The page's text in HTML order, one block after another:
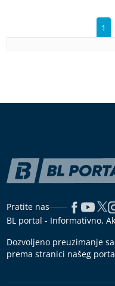
1
Pratite nas
BL portal - Informativno,
Dozvoljeno preuzimanje
prema stranici našeg